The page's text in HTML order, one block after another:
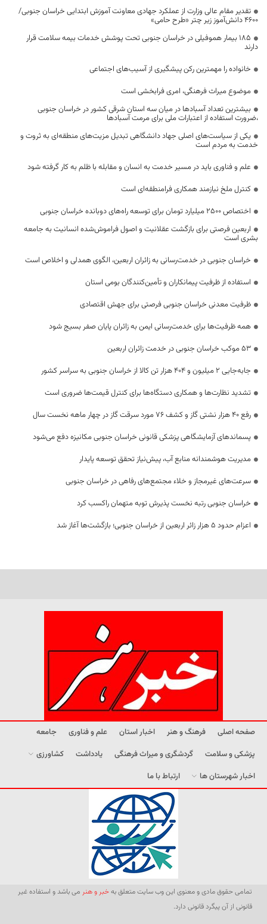
تقدیر مقام عالی وزارت از عملکرد جهادی معاونت آموزش ابتدایی خراسان جنوبی/
۴۶۰۰ دانش‌آموز زیر چتر «طرح حامی»
۱۸۵ بیمار هموفیلی در خراسان جنوبی تحت پوشش خدمات بیمه سلامت قرار
دارند
خانواده را مهمترین رکن پیشگیری از آسیب‌های اجتماعی
موضوع میراث فرهنگی، امری فرابخشی است
بیشترین تعداد آسبادها در میان سه استان شرقی کشور در خراسان جنوبی
،ضرورت استفاده از اعتبارات ملی برای مرمت آسبادها
یکی از سیاست‌های اصلی جهاد دانشگاهی تبدیل مزیت‌های منطقه‌ای به ثروت و
خدمت به مردم است
علم و فناوری باید در مسیر خدمت به انسان و مقابله با ظلم به کار گرفته شود
کنترل ملخ نیازمند همکاری فرامنطقه‌ای است
اختصاص 2500 میلیارد تومان برای توسعه راه‌های دوبانده خراسان جنوبی
اربعین فرصتی برای بازگشت عقلانیت و اصول فراموش‌شده انسانیت به جامعه
بشری است
خراسان جنوبی در خدمت‌رسانی به زائران اربعین، الگوی همدلی و اخلاص است
استفاده از ظرفیت پیمانکاران و تأمین‌کنندگان بومی استان
ظرفیت معدنی خراسان جنوبی فرصتی برای جهش اقتصادی
همه ظرفیت‌ها برای خدمت‌رسانی ایمن به زائران پایان صفر بسیج شود
53 موکب خراسان جنوبی در خدمت زائران اربعین
جابه‌جایی 2 میلیون و 404 هزار تن کالا از خراسان جنوبی به سراسر کشور
تشدید نظارت‌ها و همکاری دستگاه‌ها برای کنترل قیمت‌ها ضروری است
رفع 40 هزار نشتی گاز و کشف 76 مورد سرقت گاز در چهار ماهه نخست سال
پسماندهای آزمایشگاهی پزشکی قانونی خراسان جنوبی مکانیزه دفع می‌شود
مدیریت هوشمندانه منابع آب، پیش‌نیاز تحقق توسعه پایدار
سرعت‌های غیرمجاز و خلاء مجتمع‌های رفاهی در خراسان جنوبی
خراسان جنوبی رتبه نخست پذیرش توبه متهمان راکسب کرد
اعزام حدود 5 هزار زائر اربعین از خراسان جنوبی؛ بازگشت‌ها آغاز شد
صفحه اصلی فرهنگ و هنر اخبار استان علم و فناوری
جامعه
پزشکی و سلامت
گردشگری و میراث فرهنگی یادداشت
کشاورزی
اخبار شهرستان ها
ارتباط با ما
تمامی حقوق مادی و معنوی این وب سایت متعلق بهخبر و هنر می باشد و استفاده غیر
قانونی از آن پیگرد قانونی دارد.